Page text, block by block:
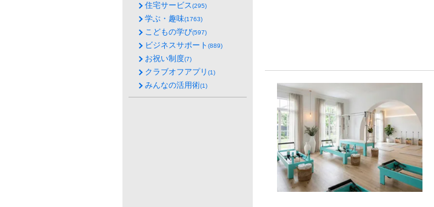
住宅サービス(295)
学ぶ・趣味(1763)
こどもの学び(597)
ビジネスサポート (889)
お祝い制度(7)
クラブオフアプリ (1)
みんなの活用術(1)